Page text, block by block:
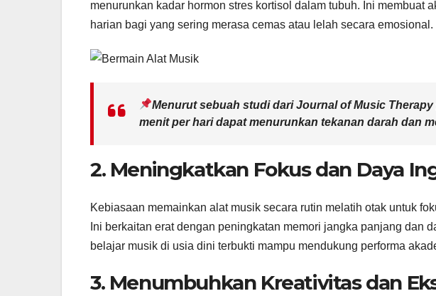
menurunkan kadar hormon stres kortisol dalam tubuh. Ini membuat
harian bagi yang sering merasa cemas atau lelah secara emosional.
Menurut sebuah studi dari Journal of Music Therapy
menit per hari dapat menurunkan tekanan darah dan
2. Meningkatkan Fokus dan Daya
Kebiasaan memainkan alat musik secara rutin melatih otak untuk
Ini berkaitan erat dengan peningkatan memori jangka panjang dan
belajar musik di usia dini terbukti mampu mendukung performa
3. Menumbuhkan Kreativitas dan